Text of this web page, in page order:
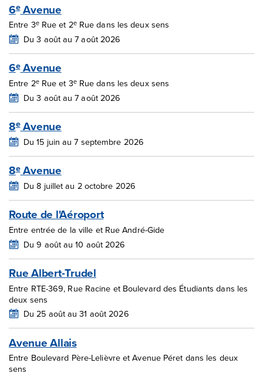
6eAvenue
Entre 3eRue et 2eRue dans les deux sens
Du 3 août au 7 août 2026
6eAvenue
Entre 2eRue et 3eRue dans les deux sens
Du 3 août au 7 août 2026
8eAvenue
Du 15 juin au 7 septembre 2026
8eAvenue
Du 8 juillet au 2 octobre 2026
Route de l'Aéroport
Entre entrée de la ville et Rue André-Gide
Du 9 août au 10 août 2026
Rue Albert-Trudel
Entre RTE-369, Rue Racine et Boulevard des Étudiants dans les
deux sens
Du 25 août au 31 août 2026
Avenue Allais
Entre Boulevard Père-Lelièvre et Avenue Péret dans les deux
sens